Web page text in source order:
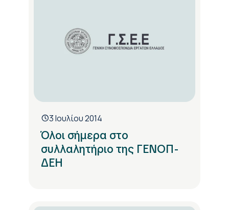
3 Ιουλίου 2014
Όλοι σήμερα στο
συλλαλητήριο της ΓΕΝΟΠ-
ΔΕΗ